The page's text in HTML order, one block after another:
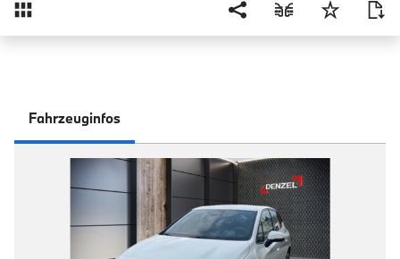
Fahrzeuginfos